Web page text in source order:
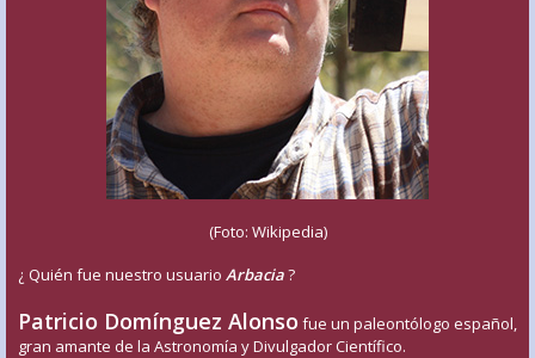
(Foto: Wikipedia)
¿ Quién fue nuestro usuario Arbacia?
Patricio Domínguez Alonso fue un paleontólogo español,
gran amante de la Astronomía y Divulgador Científico.